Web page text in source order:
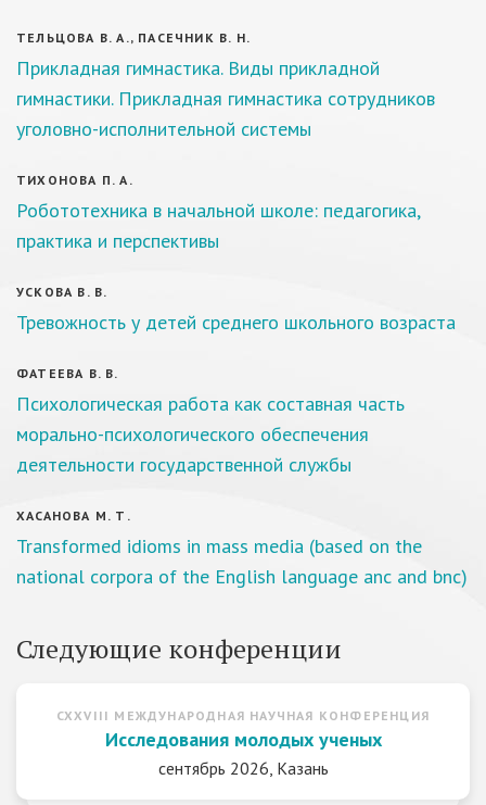
ТЕЛЬЦОВА В. А., ПАСЕЧНИК В. Н.
Прикладная гимнастика. Виды прикладной
гимнастики. Прикладная гимнастика сотрудников
уголовно-исполнительной системы
ТИХОНОВА П. А.
Робототехника в начальной школе: педагогика,
практика и перспективы
УСКОВА В. В.
Тревожность у детей среднего школьного возраста
ФАТЕЕВА В. В.
Психологическая работа как составная часть
морально-психологического обеспечения
деятельности государственной службы
ХАСАНОВА М. Т.
Transformed idioms in mass media (based on the
national corpora of the English language anc and bnc)
Следующие конференции
CXXVIII МЕЖДУНАРОДНАЯ НАУЧНАЯ КОНФЕРЕНЦИЯ
Исследования молодых ученых
сентябрь 2026, Казань